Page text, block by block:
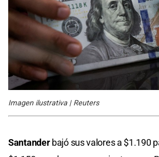
Imagen ilustrativa | Reuters
Santanderbajó sus valores a $1.190